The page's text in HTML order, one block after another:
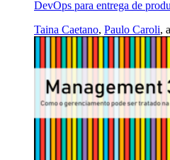
DevOps para entrega de
Taina Caetano, Paulo Caroli,